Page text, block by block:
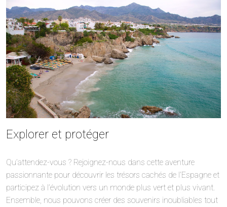
Explorer et protéger
Qu’attendez-vous ? Rejoignez-nous dans cette aventure
passionnante pour découvrir les trésors cachés de l’Espagne et
participez à l’évolution vers un monde plus vert et plus vivant.
Ensemble, nous pouvons créer des souvenirs inoubliables tout